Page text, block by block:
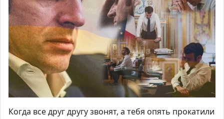
Когда все друг другу звонят, а тебя опять прокатили